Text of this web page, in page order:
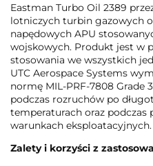
Eastman Turbo Oil 2389
lotniczych turbin gazowych
napędowych APU
wojskowych. Produkt jest w
stosowania we wszystkich
UTC Aerospace Systems
normę MIL-PRF-7808 Grade
podczas rozruchów po
temperaturach oraz podczas
warunkach eksploatacyjnych.
Zalety i korzyści z